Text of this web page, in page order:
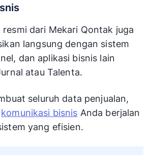
dari Mekari Qontak juga
langsung dengan sistem
dan aplikasi bisnis lain
atau Talenta.
seluruh data penjualan,
komunikasi bisnis Anda berjalan
yang efisien.